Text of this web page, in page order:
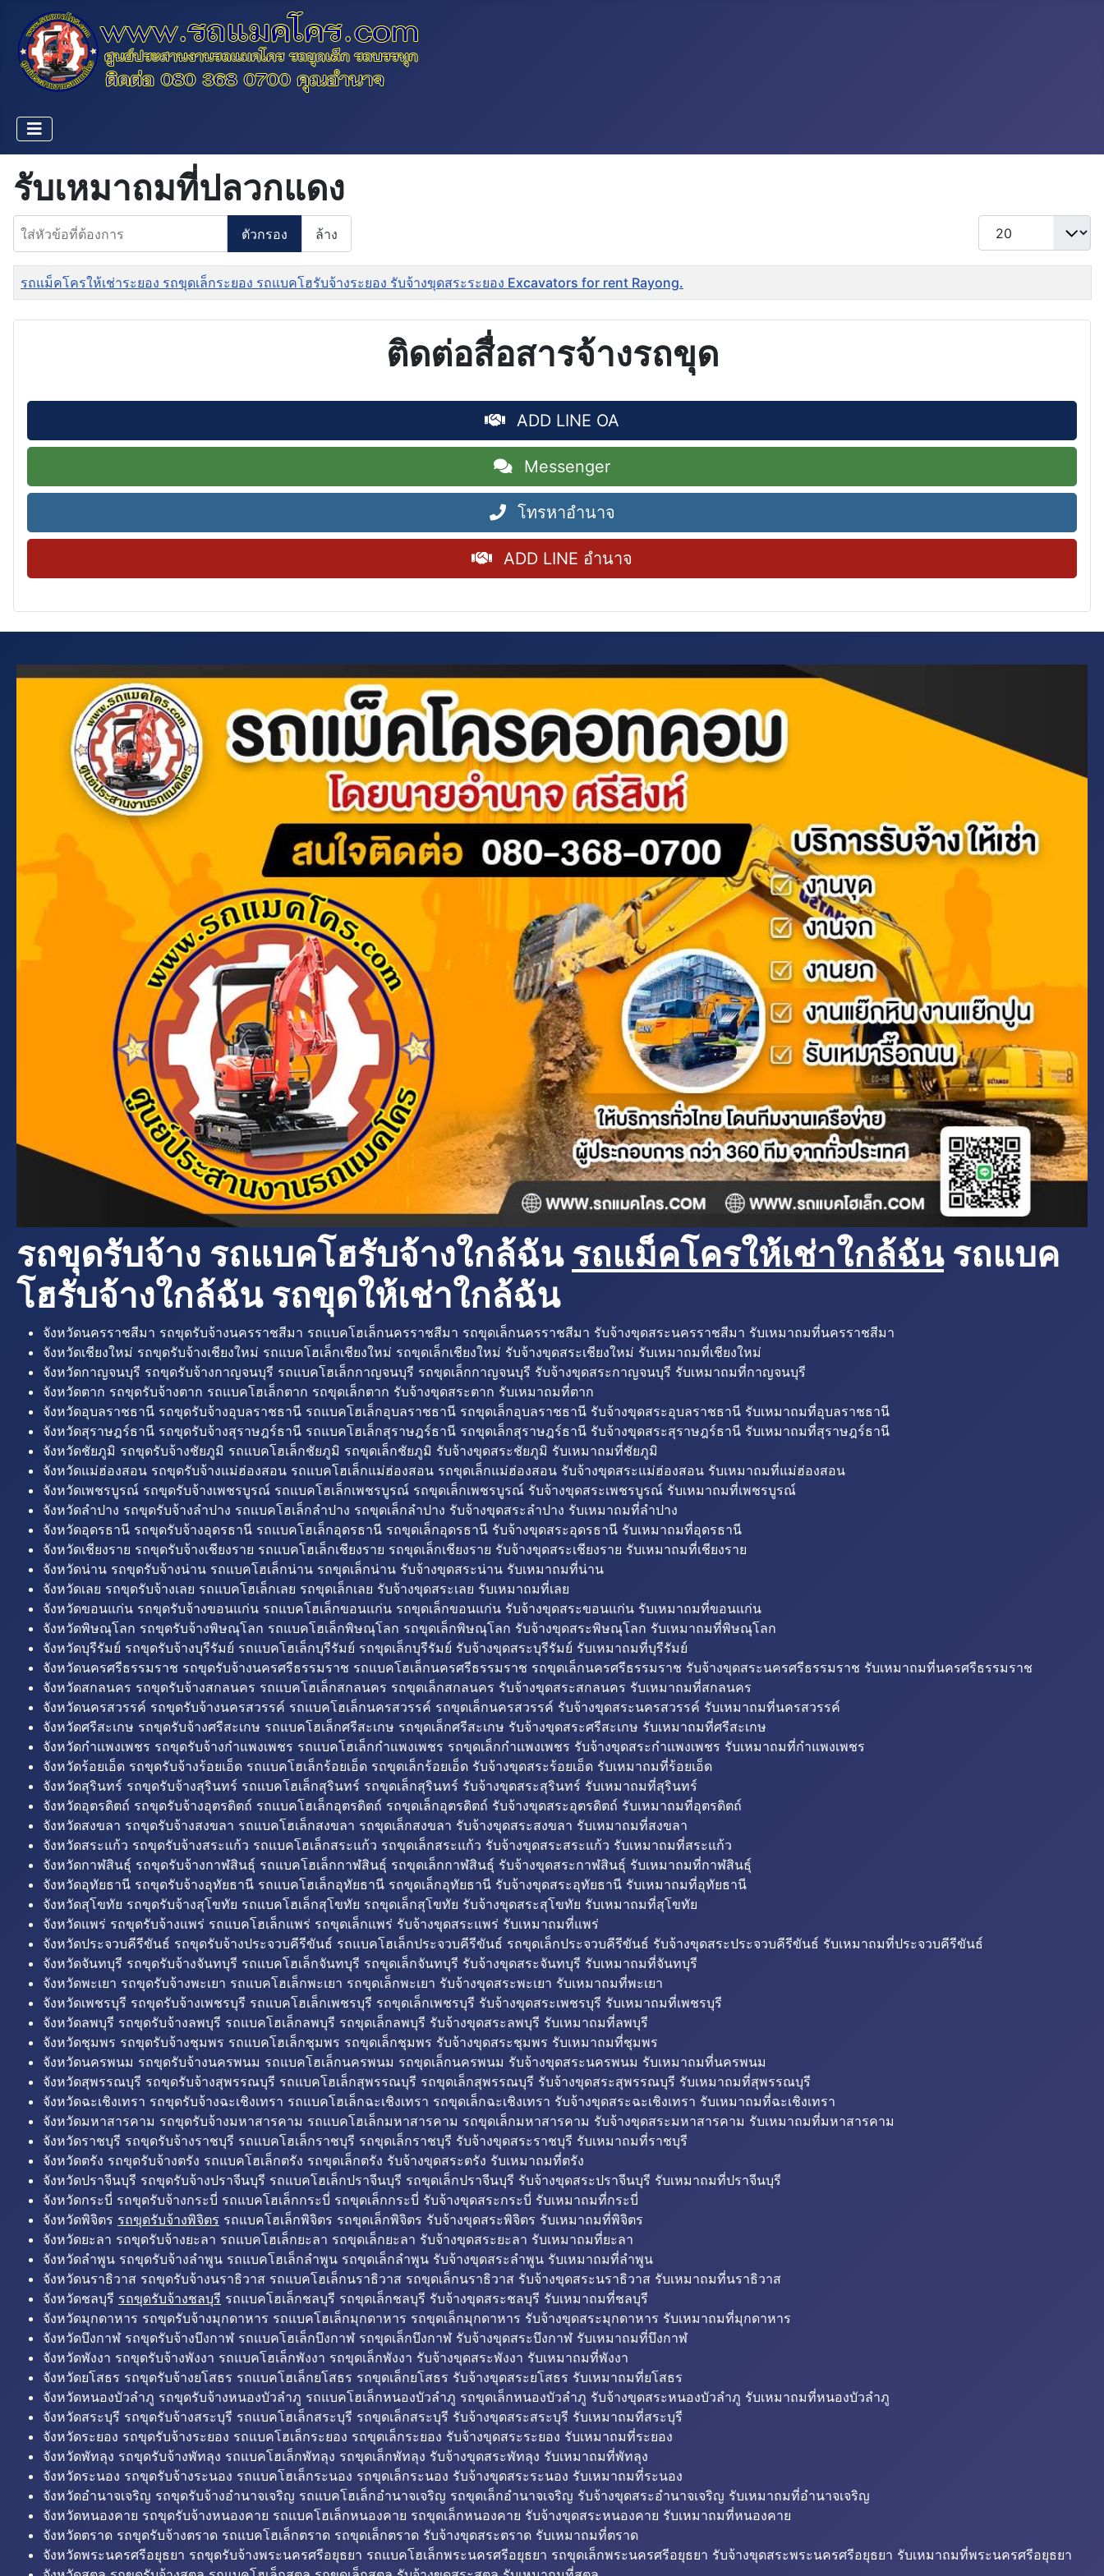
รับเหมาถมที่ปลวกแดง
ใส่หัวข้อที่ต้องการ
ตัวกรอง ล้าง
แสดง #
ชื่อ
รถแม็คโครให้เช่าระยอง รถขุดเล็กระยอง รถแบคโฮรับจ้างระยอง รับจ้างขุดสระระยอง Excavators for rent Rayong.
ติดต่อสื่อสารจ้างรถขุด
ADD LINE OA
Messenger
โทรหาอำนาจ
ADD LINE อำนาจ
รถขุดรับจ้าง รถแบคโฮรับจ้างใกล้ฉัน รถแม็คโครให้เช่าใกล้ฉันรถแบค
โฮรับจ้างใกล้ฉัน รถขุดให้เช่าใกล้ฉัน
จังหวัดนครราชสีมา รถขุดรับจ้างนครราชสีมา รถแบคโฮเล็กนครราชสีมา รถขุดเล็กนครราชสีมา รับจ้างขุดสระนครราชสีมา รับเหมาถมที่นครราชสีมา
จังหวัดเชียงใหม่ รถขุดรับจ้างเชียงใหม่ รถแบคโฮเล็กเชียงใหม่ รถขุดเล็กเชียงใหม่ รับจ้างขุดสระเชียงใหม่ รับเหมาถมที่เชียงใหม่
จังหวัดกาญจนบุรี รถขุดรับจ้างกาญจนบุรี รถแบคโฮเล็กกาญจนบุรี รถขุดเล็กกาญจนบุรี รับจ้างขุดสระกาญจนบุรี รับเหมาถมที่กาญจนบุรี
จังหวัดตาก รถขุดรับจ้างตาก รถแบคโฮเล็กตาก รถขุดเล็กตาก รับจ้างขุดสระตาก รับเหมาถมที่ตาก
จังหวัดอุบลราชธานี รถขุดรับจ้างอุบลราชธานี รถแบคโฮเล็กอุบลราชธานี รถขุดเล็กอุบลราชธานี รับจ้างขุดสระอุบลราชธานี รับเหมาถมที่อุบลราชธานี
จังหวัดสุราษฎร์ธานี รถขุดรับจ้างสุราษฎร์ธานี รถแบคโฮเล็กสุราษฎร์ธานี รถขุดเล็กสุราษฎร์ธานี รับจ้างขุดสระสุราษฎร์ธานี รับเหมาถมที่สุราษฎร์ธานี
จังหวัดชัยภูมิ รถขุดรับจ้างชัยภูมิ รถแบคโฮเล็กชัยภูมิ รถขุดเล็กชัยภูมิ รับจ้างขุดสระชัยภูมิ รับเหมาถมที่ชัยภูมิ
จังหวัดแม่ฮ่องสอน รถขุดรับจ้างแม่ฮ่องสอน รถแบคโฮเล็กแม่ฮ่องสอน รถขุดเล็กแม่ฮ่องสอน รับจ้างขุดสระแม่ฮ่องสอน รับเหมาถมที่แม่ฮ่องสอน
จังหวัดเพชรบูรณ์ รถขุดรับจ้างเพชรบูรณ์ รถแบคโฮเล็กเพชรบูรณ์ รถขุดเล็กเพชรบูรณ์ รับจ้างขุดสระเพชรบูรณ์ รับเหมาถมที่เพชรบูรณ์
จังหวัดลำปาง รถขุดรับจ้างลำปาง รถแบคโฮเล็กลำปาง รถขุดเล็กลำปาง รับจ้างขุดสระลำปาง รับเหมาถมที่ลำปาง
จังหวัดอุดรธานี รถขุดรับจ้างอุดรธานี รถแบคโฮเล็กอุดรธานี รถขุดเล็กอุดรธานี รับจ้างขุดสระอุดรธานี รับเหมาถมที่อุดรธานี
จังหวัดเชียงราย รถขุดรับจ้างเชียงราย รถแบคโฮเล็กเชียงราย รถขุดเล็กเชียงราย รับจ้างขุดสระเชียงราย รับเหมาถมที่เชียงราย
จังหวัดน่าน รถขุดรับจ้างน่าน รถแบคโฮเล็กน่าน รถขุดเล็กน่าน รับจ้างขุดสระน่าน รับเหมาถมที่น่าน
จังหวัดเลย รถขุดรับจ้างเลย รถแบคโฮเล็กเลย รถขุดเล็กเลย รับจ้างขุดสระเลย รับเหมาถมที่เลย
จังหวัดขอนแก่น รถขุดรับจ้างขอนแก่น รถแบคโฮเล็กขอนแก่น รถขุดเล็กขอนแก่น รับจ้างขุดสระขอนแก่น รับเหมาถมที่ขอนแก่น
จังหวัดพิษณุโลก รถขุดรับจ้างพิษณุโลก รถแบคโฮเล็กพิษณุโลก รถขุดเล็กพิษณุโลก รับจ้างขุดสระพิษณุโลก รับเหมาถมที่พิษณุโลก
จังหวัดบุรีรัมย์ รถขุดรับจ้างบุรีรัมย์ รถแบคโฮเล็กบุรีรัมย์ รถขุดเล็กบุรีรัมย์ รับจ้างขุดสระบุรีรัมย์ รับเหมาถมที่บุรีรัมย์
จังหวัดนครศรีธรรมราช รถขุดรับจ้างนครศรีธรรมราช รถแบคโฮเล็กนครศรีธรรมราช รถขุดเล็กนครศรีธรรมราช รับจ้างขุดสระนครศรีธรรมราช รับเหมาถมที่นครศรีธรรมราช
จังหวัดสกลนคร รถขุดรับจ้างสกลนคร รถแบคโฮเล็กสกลนคร รถขุดเล็กสกลนคร รับจ้างขุดสระสกลนคร รับเหมาถมที่สกลนคร
จังหวัดนครสวรรค์ รถขุดรับจ้างนครสวรรค์ รถแบคโฮเล็กนครสวรรค์ รถขุดเล็กนครสวรรค์ รับจ้างขุดสระนครสวรรค์ รับเหมาถมที่นครสวรรค์
จังหวัดศรีสะเกษ รถขุดรับจ้างศรีสะเกษ รถแบคโฮเล็กศรีสะเกษ รถขุดเล็กศรีสะเกษ รับจ้างขุดสระศรีสะเกษ รับเหมาถมที่ศรีสะเกษ
จังหวัดกำแพงเพชร รถขุดรับจ้างกำแพงเพชร รถแบคโฮเล็กกำแพงเพชร รถขุดเล็กกำแพงเพชร รับจ้างขุดสระกำแพงเพชร รับเหมาถมที่กำแพงเพชร
จังหวัดร้อยเอ็ด รถขุดรับจ้างร้อยเอ็ด รถแบคโฮเล็กร้อยเอ็ด รถขุดเล็กร้อยเอ็ด รับจ้างขุดสระร้อยเอ็ด รับเหมาถมที่ร้อยเอ็ด
จังหวัดสุรินทร์ รถขุดรับจ้างสุรินทร์ รถแบคโฮเล็กสุรินทร์ รถขุดเล็กสุรินทร์ รับจ้างขุดสระสุรินทร์ รับเหมาถมที่สุรินทร์
จังหวัดอุตรดิตถ์ รถขุดรับจ้างอุตรดิตถ์ รถแบคโฮเล็กอุตรดิตถ์ รถขุดเล็กอุตรดิตถ์ รับจ้างขุดสระอุตรดิตถ์ รับเหมาถมที่อุตรดิตถ์
จังหวัดสงขลา รถขุดรับจ้างสงขลา รถแบคโฮเล็กสงขลา รถขุดเล็กสงขลา รับจ้างขุดสระสงขลา รับเหมาถมที่สงขลา
จังหวัดสระแก้ว รถขุดรับจ้างสระแก้ว รถแบคโฮเล็กสระแก้ว รถขุดเล็กสระแก้ว รับจ้างขุดสระสระแก้ว รับเหมาถมที่สระแก้ว
จังหวัดกาฬสินธุ์ รถขุดรับจ้างกาฬสินธุ์ รถแบคโฮเล็กกาฬสินธุ์ รถขุดเล็กกาฬสินธุ์ รับจ้างขุดสระกาฬสินธุ์ รับเหมาถมที่กาฬสินธุ์
จังหวัดอุทัยธานี รถขุดรับจ้างอุทัยธานี รถแบคโฮเล็กอุทัยธานี รถขุดเล็กอุทัยธานี รับจ้างขุดสระอุทัยธานี รับเหมาถมที่อุทัยธานี
จังหวัดสุโขทัย รถขุดรับจ้างสุโขทัย รถแบคโฮเล็กสุโขทัย รถขุดเล็กสุโขทัย รับจ้างขุดสระสุโขทัย รับเหมาถมที่สุโขทัย
จังหวัดแพร่ รถขุดรับจ้างแพร่ รถแบคโฮเล็กแพร่ รถขุดเล็กแพร่ รับจ้างขุดสระแพร่ รับเหมาถมที่แพร่
จังหวัดประจวบคีรีขันธ์ รถขุดรับจ้างประจวบคีรีขันธ์ รถแบคโฮเล็กประจวบคีรีขันธ์ รถขุดเล็กประจวบคีรีขันธ์ รับจ้างขุดสระประจวบคีรีขันธ์ รับเหมาถมที่ประจวบคีรีขันธ์
จังหวัดจันทบุรี รถขุดรับจ้างจันทบุรี รถแบคโฮเล็กจันทบุรี รถขุดเล็กจันทบุรี รับจ้างขุดสระจันทบุรี รับเหมาถมที่จันทบุรี
จังหวัดพะเยา รถขุดรับจ้างพะเยา รถแบคโฮเล็กพะเยา รถขุดเล็กพะเยา รับจ้างขุดสระพะเยา รับเหมาถมที่พะเยา
จังหวัดเพชรบุรี รถขุดรับจ้างเพชรบุรี รถแบคโฮเล็กเพชรบุรี รถขุดเล็กเพชรบุรี รับจ้างขุดสระเพชรบุรี รับเหมาถมที่เพชรบุรี
จังหวัดลพบุรี รถขุดรับจ้างลพบุรี รถแบคโฮเล็กลพบุรี รถขุดเล็กลพบุรี รับจ้างขุดสระลพบุรี รับเหมาถมที่ลพบุรี
จังหวัดชุมพร รถขุดรับจ้างชุมพร รถแบคโฮเล็กชุมพร รถขุดเล็กชุมพร รับจ้างขุดสระชุมพร รับเหมาถมที่ชุมพร
จังหวัดนครพนม รถขุดรับจ้างนครพนม รถแบคโฮเล็กนครพนม รถขุดเล็กนครพนม รับจ้างขุดสระนครพนม รับเหมาถมที่นครพนม
จังหวัดสุพรรณบุรี รถขุดรับจ้างสุพรรณบุรี รถแบคโฮเล็กสุพรรณบุรี รถขุดเล็กสุพรรณบุรี รับจ้างขุดสระสุพรรณบุรี รับเหมาถมที่สุพรรณบุรี
จังหวัดฉะเชิงเทรา รถขุดรับจ้างฉะเชิงเทรา รถแบคโฮเล็กฉะเชิงเทรา รถขุดเล็กฉะเชิงเทรา รับจ้างขุดสระฉะเชิงเทรา รับเหมาถมที่ฉะเชิงเทรา
จังหวัดมหาสารคาม รถขุดรับจ้างมหาสารคาม รถแบคโฮเล็กมหาสารคาม รถขุดเล็กมหาสารคาม รับจ้างขุดสระมหาสารคาม รับเหมาถมที่มหาสารคาม
จังหวัดราชบุรี รถขุดรับจ้างราชบุรี รถแบคโฮเล็กราชบุรี รถขุดเล็กราชบุรี รับจ้างขุดสระราชบุรี รับเหมาถมที่ราชบุรี
จังหวัดตรัง รถขุดรับจ้างตรัง รถแบคโฮเล็กตรัง รถขุดเล็กตรัง รับจ้างขุดสระตรัง รับเหมาถมที่ตรัง
จังหวัดปราจีนบุรี รถขุดรับจ้างปราจีนบุรี รถแบคโฮเล็กปราจีนบุรี รถขุดเล็กปราจีนบุรี รับจ้างขุดสระปราจีนบุรี รับเหมาถมที่ปราจีนบุรี
จังหวัดกระบี่ รถขุดรับจ้างกระบี่ รถแบคโฮเล็กกระบี่ รถขุดเล็กกระบี่ รับจ้างขุดสระกระบี่ รับเหมาถมที่กระบี่
จังหวัดพิจิตร รถขุดรับจ้างพิจิตร รถแบคโฮเล็กพิจิตร รถขุดเล็กพิจิตร รับจ้างขุดสระพิจิตร รับเหมาถมที่พิจิตร
จังหวัดยะลา รถขุดรับจ้างยะลา รถแบคโฮเล็กยะลา รถขุดเล็กยะลา รับจ้างขุดสระยะลา รับเหมาถมที่ยะลา
จังหวัดลำพูน รถขุดรับจ้างลำพูน รถแบคโฮเล็กลำพูน รถขุดเล็กลำพูน รับจ้างขุดสระลำพูน รับเหมาถมที่ลำพูน
จังหวัดนราธิวาส รถขุดรับจ้างนราธิวาส รถแบคโฮเล็กนราธิวาส รถขุดเล็กนราธิวาส รับจ้างขุดสระนราธิวาส รับเหมาถมที่นราธิวาส
จังหวัดชลบุรี รถขุดรับจ้างชลบุรี รถแบคโฮเล็กชลบุรี รถขุดเล็กชลบุรี รับจ้างขุดสระชลบุรี รับเหมาถมที่ชลบุรี
จังหวัดมุกดาหาร รถขุดรับจ้างมุกดาหาร รถแบคโฮเล็กมุกดาหาร รถขุดเล็กมุกดาหาร รับจ้างขุดสระมุกดาหาร รับเหมาถมที่มุกดาหาร
จังหวัดบึงกาฬ รถขุดรับจ้างบึงกาฬ รถแบคโฮเล็กบึงกาฬ รถขุดเล็กบึงกาฬ รับจ้างขุดสระบึงกาฬ รับเหมาถมที่บึงกาฬ
จังหวัดพังงา รถขุดรับจ้างพังงา รถแบคโฮเล็กพังงา รถขุดเล็กพังงา รับจ้างขุดสระพังงา รับเหมาถมที่พังงา
จังหวัดยโสธร รถขุดรับจ้างยโสธร รถแบคโฮเล็กยโสธร รถขุดเล็กยโสธร รับจ้างขุดสระยโสธร รับเหมาถมที่ยโสธร
จังหวัดหนองบัวลำภู รถขุดรับจ้างหนองบัวลำภู รถแบคโฮเล็กหนองบัวลำภู รถขุดเล็กหนองบัวลำภู รับจ้างขุดสระหนองบัวลำภู รับเหมาถมที่หนองบัวลำภู
จังหวัดสระบุรี รถขุดรับจ้างสระบุรี รถแบคโฮเล็กสระบุรี รถขุดเล็กสระบุรี รับจ้างขุดสระสระบุรี รับเหมาถมที่สระบุรี
จังหวัดระยอง รถขุดรับจ้างระยอง รถแบคโฮเล็กระยอง รถขุดเล็กระยอง รับจ้างขุดสระระยอง รับเหมาถมที่ระยอง
จังหวัดพัทลุง รถขุดรับจ้างพัทลุง รถแบคโฮเล็กพัทลุง รถขุดเล็กพัทลุง รับจ้างขุดสระพัทลุง รับเหมาถมที่พัทลุง
จังหวัดระนอง รถขุดรับจ้างระนอง รถแบคโฮเล็กระนอง รถขุดเล็กระนอง รับจ้างขุดสระระนอง รับเหมาถมที่ระนอง
จังหวัดอำนาจเจริญ รถขุดรับจ้างอำนาจเจริญ รถแบคโฮเล็กอำนาจเจริญ รถขุดเล็กอำนาจเจริญ รับจ้างขุดสระอำนาจเจริญ รับเหมาถมที่อำนาจเจริญ
จังหวัดหนองคาย รถขุดรับจ้างหนองคาย รถแบคโฮเล็กหนองคาย รถขุดเล็กหนองคาย รับจ้างขุดสระหนองคาย รับเหมาถมที่หนองคาย
จังหวัดตราด รถขุดรับจ้างตราด รถแบคโฮเล็กตราด รถขุดเล็กตราด รับจ้างขุดสระตราด รับเหมาถมที่ตราด
จังหวัดพระนครศรีอยุธยา รถขุดรับจ้างพระนครศรีอยุธยา รถแบคโฮเล็กพระนครศรีอยุธยา รถขุดเล็กพระนครศรีอยุธยา รับจ้างขุดสระพระนครศรีอยุธยา รับเหมาถมที่พระนครศรีอยุธยา